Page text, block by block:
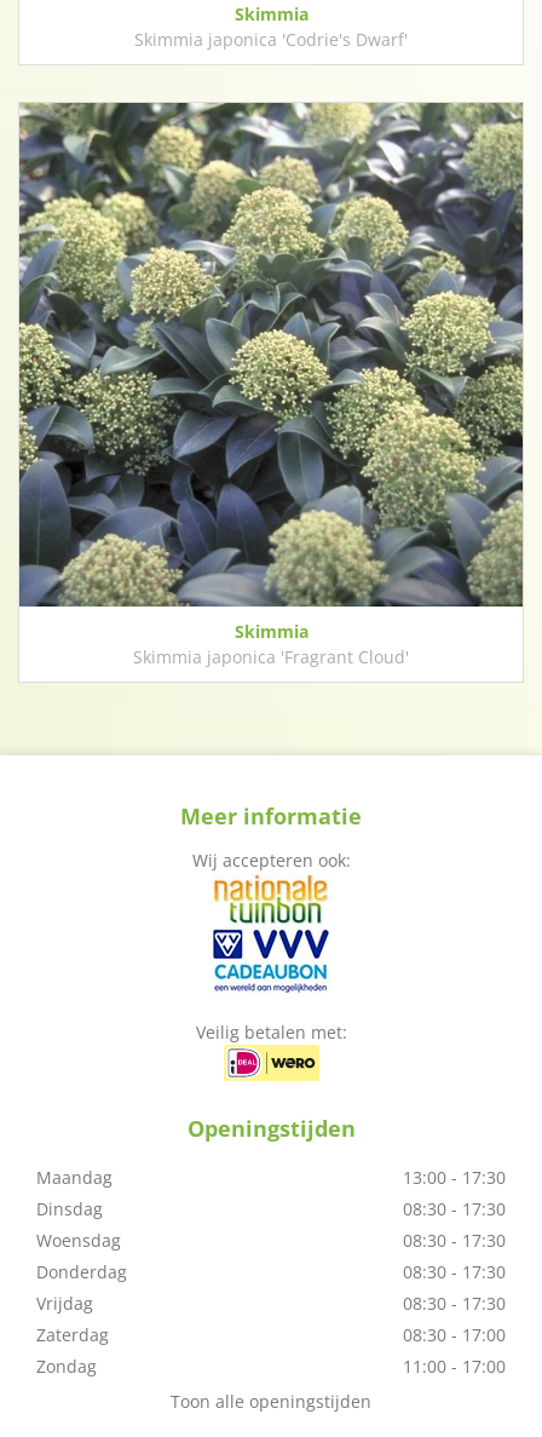
Skimmia
Skimmia japonica 'Codrie's Dwarf'
Skimmia
Skimmia japonica 'Fragrant Cloud'
Meer informatie
Wij accepteren ook:
Veilig betalen met:
Openingstijden
Maandag
13:00 - 17:30
Dinsdag
08:30 - 17:30
Woensdag
08:30 - 17:30
Donderdag
08:30 - 17:30
Vrijdag
08:30 - 17:30
Zaterdag
08:30 - 17:00
Zondag
11:00 - 17:00
Toon alle openingstijden